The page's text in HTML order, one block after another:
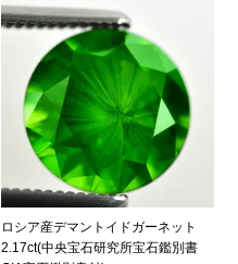
ロシア産デマントイドガーネット
2.17ct(中央宝石研究所宝石鑑別書